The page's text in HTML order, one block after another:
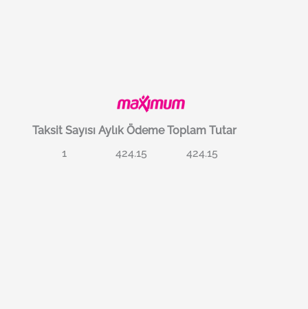
Taksit Sayısı Aylık Ödeme Toplam Tutar
1
424.15 424.15